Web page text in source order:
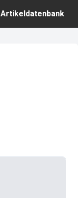
Artikeldatenbank